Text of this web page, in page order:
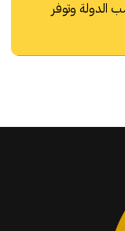
10 إلى 15 يومًا حسب الدولة وتوفر